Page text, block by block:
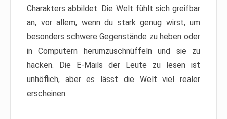
Charakters abbildet. Die Welt fühlt sich greifbar
an, vor allem, wenn du stark genug wirst, um
besonders schwere Gegenstände zu heben oder
in Computern herumzuschnüffeln und sie zu
hacken. Die E-Mails der Leute zu lesen ist
unhöflich, aber es lässt die Welt viel realer
erscheinen.